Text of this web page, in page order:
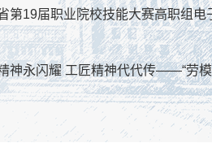
第19届职业院校技能大赛高职组电
神永闪耀 工匠精神代代传——“劳模